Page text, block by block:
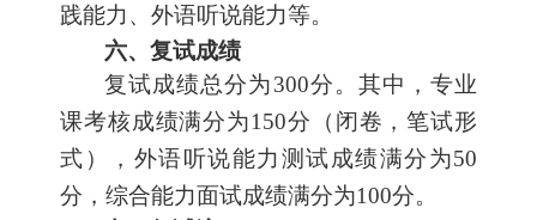
践能力、外语听说能力等。
六、复试成绩
复试成绩总分为300分。其中，专业
课考核成绩满分为150分（闭卷，笔试形
式），外语听说能力测试成绩满分为50
分，综合能力面试成绩满分为100分。